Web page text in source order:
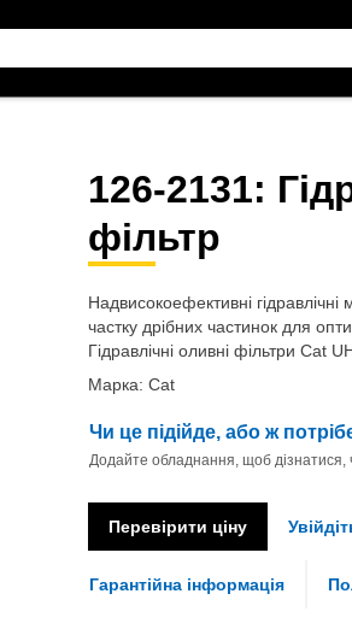
126-2131:
фільтр
Надвисокоефективні
частку дрібних частинок для
Гідравлічні оливні фільтри Cat
Марка: Cat
Чи це підійде, або ж
Додайте обладнання, щоб дізнатися,
Перевірити ціну
Гарантійна інформація